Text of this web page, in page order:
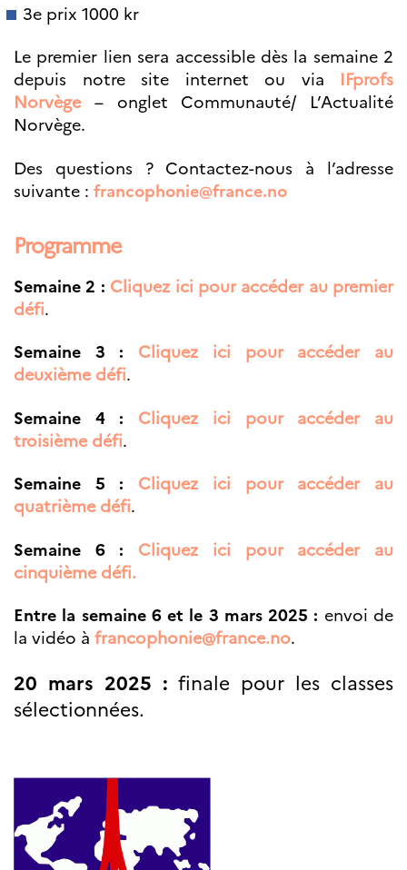
3e prix 1000 kr
Le premier lien sera accessible dès la semaine 2
depuis notre site internet ou via IFprofs
Norvège– onglet Communauté/ L’Actualité
Norvège.
Des questions ? Contactez-nous à l’adresse
suivante : francophonie@france.no
Programme
Semaine 2 : Cliquez ici pour accéder au premier
défi.
Semaine 3 :
Cliquez ici pour accéder au
deuxième défi.
Semaine 4 :
Cliquez ici pour accéder au
troisième défi.
Semaine 5 :
Cliquez ici pour accéder au
quatrième défi.
Semaine 6 :
Cliquez ici pour accéder au
cinquième défi.
Entre la semaine 6 et le 3 mars 2025 : envoi de
la vidéo à francophonie@france.no.
20 mars 2025 :finale pour les classes
sélectionnées.